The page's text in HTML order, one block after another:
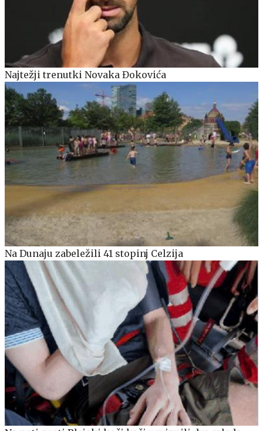
Najtežji trenutki Novaka Đokovića
Na Dunaju zabeležili 41 stopinj Celzija